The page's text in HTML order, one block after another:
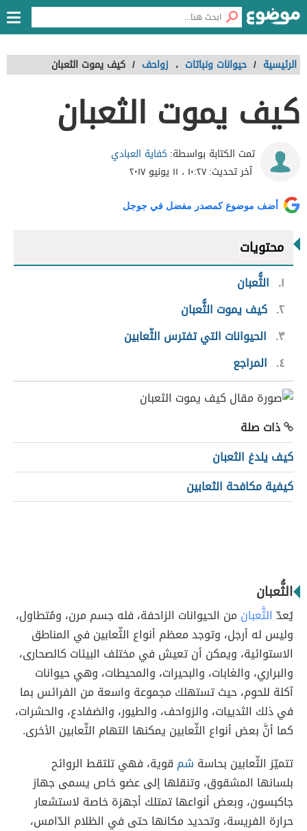
الرئيسية / حيوانات ونباتات ، زواحف / كيف يموت الثعبان
كيف يموت الثعبان
تمت الكتابة بواسطة: كفاية العبادي
آخر تحديث:١٠:٢٧ ، ١١ يونيو ٢٠١٧
أضف موضوع كمصدر مفضل في جوجل
محتويات
١
الثُّعبان
٢ كيف يموت الثُّعبان
٣
الحيوانات التي تفترس الثّعابين
٤
المراجع
ذات صلة
كيف يلدغ الثعبان
كيفية مكافحة الثعابين
الثُّعبان
يُعدّ الثُّعبان من الحيوانات الزاحفة، فله جسم مرن، ومُتطاول،
وليس له أرجل، وتوجد معظم أنواع الثّعابين في المناطق
الاستوائية، ويمكن أن تعيش في مختلف البيئات كالصحارى،
والبراري، والغابات، والبحيرات، والمحيطات، وهي حيوانات
آكلة للحوم، حيث تستهلك مجموعة واسعة من الفرائس بما
في ذلك الثدييات، والزواحف، والطيور، والضفادع، والحشرات،
كما أنَّ بعض أنواع الثّعابين يمكنها التهام الثّعابين الأخرى.
تتميّز الثّعابين بحاسة شم قوية، فهي تلتقط الروائح
بلسانها المشقوق، وتنقلها إلى عضو خاص يسمى جهاز
جاكبسون، وبعض أنواعها تمتلك أجهزة خاصة لاستشعار
حرارة الفريسة، وتحديد مكانها حتى في الظلام الدّامس،